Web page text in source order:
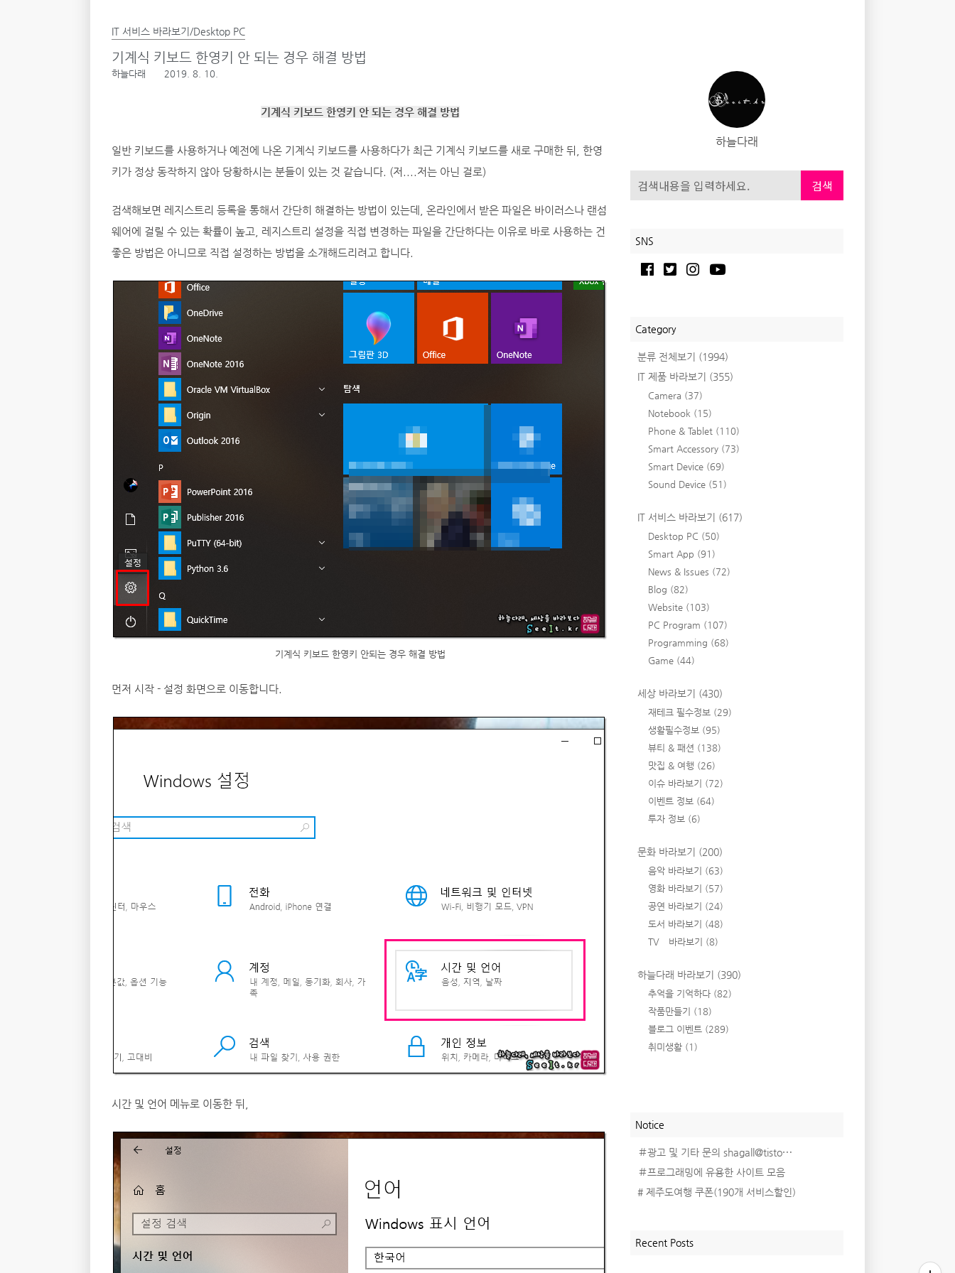
하늘다래
검색
SNS
Category
분류 전체보기 (1994)
IT 제품 바라보기 (355)
Camera (37)
Notebook (15)
Phone & Tablet (110)
Smart Accessory (73)
Smart Device (69)
Sound Device (51)
IT 서비스 바라보기 (617)
Desktop PC (50)
Smart App (91)
News & Issues (72)
Blog (82)
Website (103)
PC Program (107)
Programming (68)
Game (44)
세상 바라보기 (430)
재테크 필수정보 (29)
생활필수정보 (95)
뷰티 & 패션 (138)
맛집 & 여행 (26)
이슈 바라보기 (72)
이벤트 정보 (64)
투자 정보 (6)
문화 바라보기 (200)
음악 바라보기 (63)
영화 바라보기 (57)
공연 바라보기 (24)
도서 바라보기 (48)
TV 바라보기 (8)
하늘다래 바라보기 (390)
추억을 기억하다 (82)
작품만들기 (18)
블로그 이벤트 (289)
취미생활 (1)
Notice
＃광고 및 기타 문의 shagall@tisto⋯
＃프로그래밍에 유용한 사이트 모음
# 제주도여행 쿠폰(190개 서비스할인)
Recent Posts
IT 서비스 바라보기/Desktop PC
기계식 키보드 한영키 안 되는 경우 해결 방법
하늘다래 2019. 8. 10.
기계식 키보드 한영키 안 되는 경우 해결 방법
일반 키보드를 사용하거나 예전에 나온 기계식 키보드를 사용하다가 최근 기계식 키보드를 새로 구매한 뒤, 한영
키가 정상 동작하지 않아 당황하시는 분들이 있는 것 같습니다. (저....저는 아닌 걸로)
검색해보면 레지스트리 등록을 통해서 간단히 해결하는 방법이 있는데, 온라인에서 받은 파일은 바이러스나 랜섬
웨어에 걸릴 수 있는 확률이 높고, 레지스트리 설정을 직접 변경하는 파일을 간단하다는 이유로 바로 사용하는 건
좋은 방법은 아니므로 직접 설정하는 방법을 소개해드리려고 합니다.
기계식 키보드 한영키 안되는 경우 해결 방법
먼저 시작 - 설정 화면으로 이동합니다.
시간 및 언어 메뉴로 이동한 뒤,